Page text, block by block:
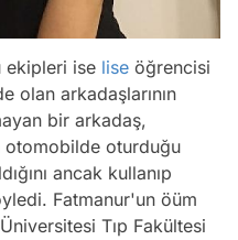
ekipleri ise lise öğrencisi
olan arkadaşlarının
bir arkadaş,
otomobilde oturduğu
ancak kullanıp
Fatmanur'un öüm
Tıp Fakültesi